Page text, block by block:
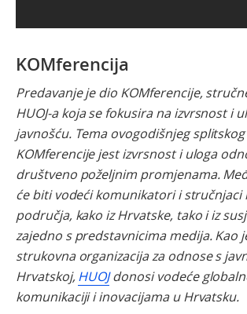
KOMferencija
Predavanje je dio KOMferencije,
HUOJ-a koja se fokusira na izvrsnost i
javnošću. Tema ovogodišnjeg
KOMferencije jest izvrsnost i uloga
društveno poželjnim promjenama.
će biti vodeći komunikatori i stručnjaci
područja, kako iz Hrvatske, tako i iz
zajedno s predstavnicima medija. Kao
strukovna organizacija za odnose s
Hrvatskoj,HUOJdonosi vodeće
komunikaciji i inovacijama u Hrvatsku.